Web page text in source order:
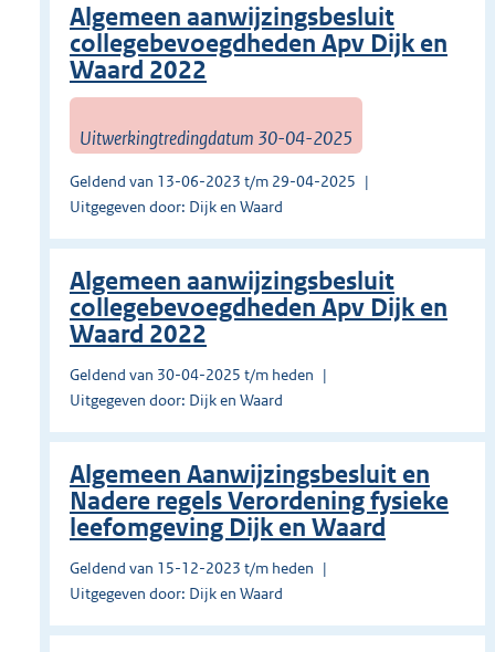
Algemeen aanwijzingsbesluit
collegebevoegdheden Apv Dijk en
Waard 2022
Uitwerkingtredingdatum 30-04-2025
Geldend van 13-06-2023 t/m 29-04-2025
Uitgegeven door: Dijk en Waard
Algemeen aanwijzingsbesluit
collegebevoegdheden Apv Dijk en
Waard 2022
Geldend van 30-04-2025 t/m heden
Uitgegeven door: Dijk en Waard
Algemeen Aanwijzingsbesluit en
Nadere regels Verordening fysieke
leefomgeving Dijk en Waard
Geldend van 15-12-2023 t/m heden
Uitgegeven door: Dijk en Waard